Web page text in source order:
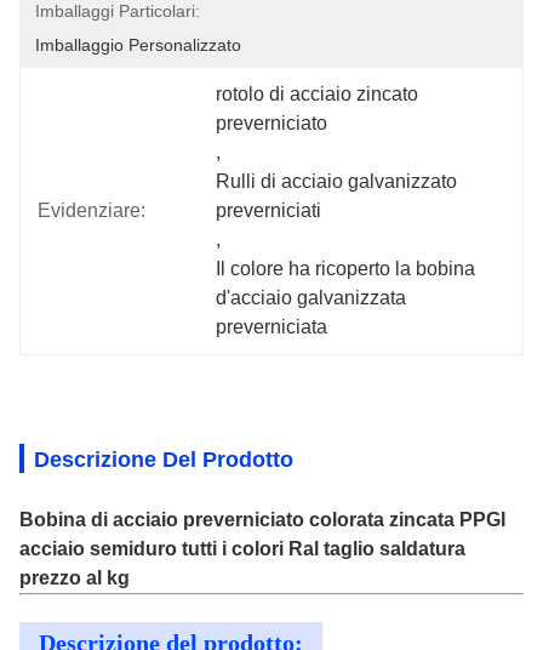
Imballaggi Particolari:
Imballaggio Personalizzato
Evidenziare:
rotolo di acciaio zincato
preverniciato
,
Rulli di acciaio galvanizzato
preverniciati
,
Il colore ha ricoperto la bobina
d'acciaio galvanizzata
preverniciata
Descrizione Del Prodotto
Bobina di acciaio preverniciato colorata zincata PPGI
acciaio semiduro tutti i colori Ral taglio saldatura
prezzo al kg
Descrizione del prodotto: